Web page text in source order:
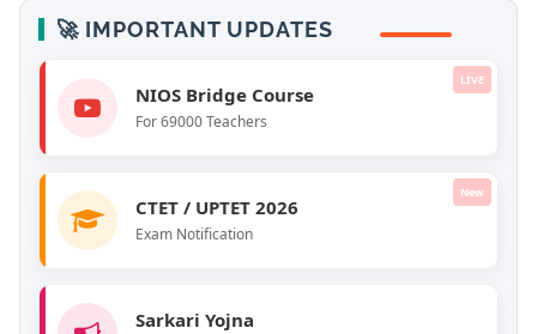
🚀 IMPORTANT UPDATES
NIOS Bridge Course
For 69000 Teachers
LIVE
CTET / UPTET 2026
Exam Notification
New
Sarkari Yojna